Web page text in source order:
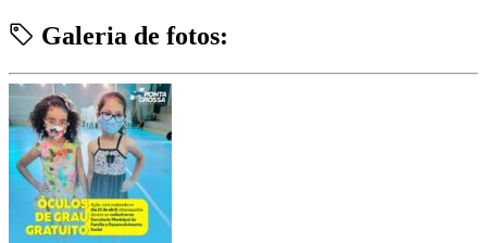
Galeria de fotos: